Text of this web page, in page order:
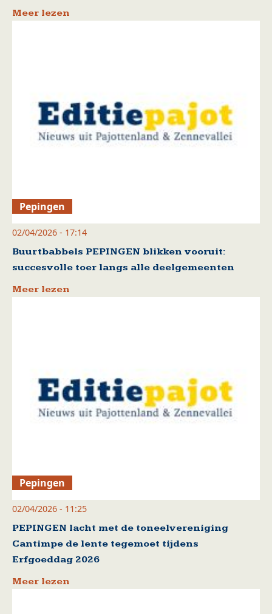
Meer lezen
Pepingen
02/04/2026 - 17:14
Buurtbabbels PEPINGEN blikken vooruit:
succesvolle toer langs alle deelgemeenten
Meer lezen
Pepingen
02/04/2026 - 11:25
PEPINGEN lacht met de toneelvereniging
Cantimpe de lente tegemoet tijdens
Erfgoeddag 2026
Meer lezen